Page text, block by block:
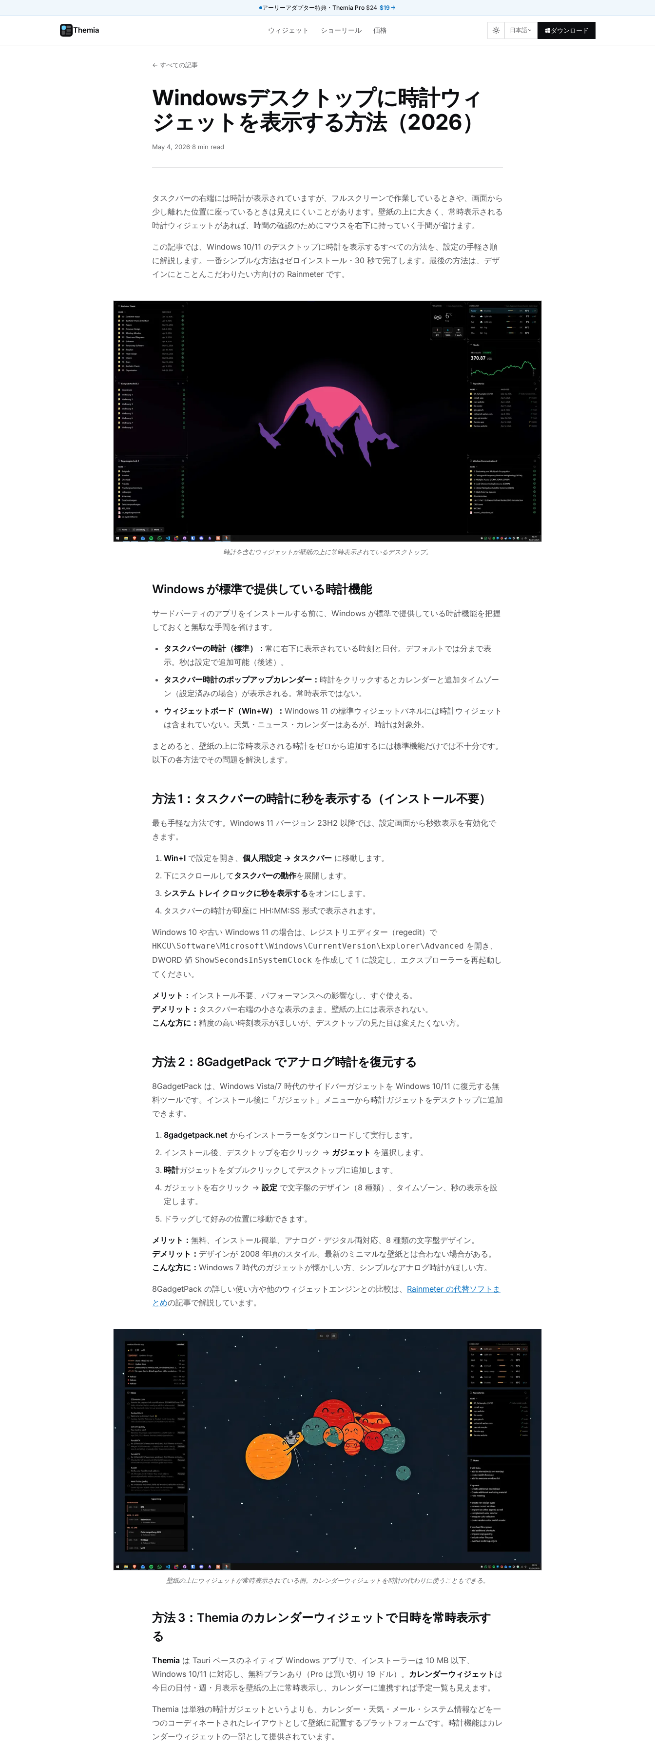
アーリーアダプター特典・Themia Pro$24 $19
Themia ウィジェット ショーリール 価格 日本語 ダウンロード
← すべての記事
Windowsデスクトップに時計ウィ
ジェットを表示する方法（2026）
May 4, 2026·8 min read
タスクバーの右端には時計が表示されていますが、フルスクリーンで作業しているときや、画面から
少し離れた位置に座っているときは見えにくいことがあります。壁紙の上に大きく、常時表示される
時計ウィジェットがあれば、時間の確認のためにマウスを右下に持っていく手間が省けます。
この記事では、Windows 10/11 のデスクトップに時計を表示するすべての方法を、設定の手軽さ順
に解説します。一番シンプルな方法はゼロインストール・30 秒で完了します。最後の方法は、デザ
インにとことんこだわりたい方向けの Rainmeter です。
時計を含むウィジェットが壁紙の上に常時表示されているデスクトップ。
Windows が標準で提供している時計機能
サードパーティのアプリをインストールする前に、Windows が標準で提供している時計機能を把握
しておくと無駄な手間を省けます。
タスクバーの時計（標準）： 常に右下に表示されている時刻と日付。デフォルトでは分まで表
示。秒は設定で追加可能（後述）。
タスクバー時計のポップアップカレンダー： 時計をクリックするとカレンダーと追加タイムゾー
ン（設定済みの場合）が表示される。常時表示ではない。
ウィジェットボード（Win+W）： Windows 11 の標準ウィジェットパネルには時計ウィジェット
は含まれていない。天気・ニュース・カレンダーはあるが、時計は対象外。
まとめると、壁紙の上に常時表示される時計をゼロから追加するには標準機能だけでは不十分です。
以下の各方法でその問題を解決します。
方法 1：タスクバーの時計に秒を表示する（インストール不要）
最も手軽な方法です。Windows 11 バージョン 23H2 以降では、設定画面から秒数表示を有効化で
きます。
Win+I で設定を開き、 個人用設定 → タスクバー に移動します。
下にスクロールしてタスクバーの動作を展開します。
システム トレイ クロックに秒を表示するをオンにします。
タスクバーの時計が即座に HH:MM:SS 形式で表示されます。
Windows 10 や古い Windows 11 の場合は、レジストリエディター（regedit）で
HKCU\Software\Microsoft\Windows\CurrentVersion\Explorer\Advanced を開き、
DWORD 値 ShowSecondsInSystemClock を作成して 1 に設定し、エクスプローラーを再起動し
てください。
メリット： インストール不要、パフォーマンスへの影響なし、すぐ使える。
デメリット： タスクバー右端の小さな表示のまま。壁紙の上には表示されない。
こんな方に： 精度の高い時刻表示がほしいが、デスクトップの見た目は変えたくない方。
方法 2：8GadgetPack でアナログ時計を復元する
8GadgetPack は、Windows Vista/7 時代のサイドバーガジェットを Windows 10/11 に復元する無
料ツールです。インストール後に「ガジェット」メニューから時計ガジェットをデスクトップに追加
できます。
8gadgetpack.net からインストーラーをダウンロードして実行します。
インストール後、デスクトップを右クリック → ガジェット を選択します。
時計ガジェットをダブルクリックしてデスクトップに追加します。
ガジェットを右クリック → 設定 で文字盤のデザイン（8 種類）、タイムゾーン、秒の表示を設
定します。
ドラッグして好みの位置に移動できます。
メリット： 無料、インストール簡単、アナログ・デジタル両対応、8 種類の文字盤デザイン。
デメリット： デザインが 2008 年頃のスタイル。最新のミニマルな壁紙とは合わない場合がある。
こんな方に： Windows 7 時代のガジェットが懐かしい方、シンプルなアナログ時計がほしい方。
8GadgetPack の詳しい使い方や他のウィジェットエンジンとの比較は、 Rainmeter の代替ソフトま
とめの記事で解説しています。
壁紙の上にウィジェットが常時表示されている例。カレンダーウィジェットを時計の代わりに使うこともできる。
方法 3：Themia のカレンダーウィジェットで日時を常時表示す
る
Themia は Tauri ベースのネイティブ Windows アプリで、インストーラーは 10 MB 以下、
Windows 10/11 に対応し、無料プランあり（Pro は買い切り 19 ドル）。 カレンダーウィジェット は
今日の日付・週・月表示を壁紙の上に常時表示し、カレンダーに連携すれば予定一覧も見えます。
Themia は単独の時計ガジェットというよりも、カレンダー・天気・メール・システム情報などを一
つのコーディネートされたレイアウトとして壁紙に配置するプラットフォームです。時計機能はカレ
ンダーウィジェットの一部として提供されています。